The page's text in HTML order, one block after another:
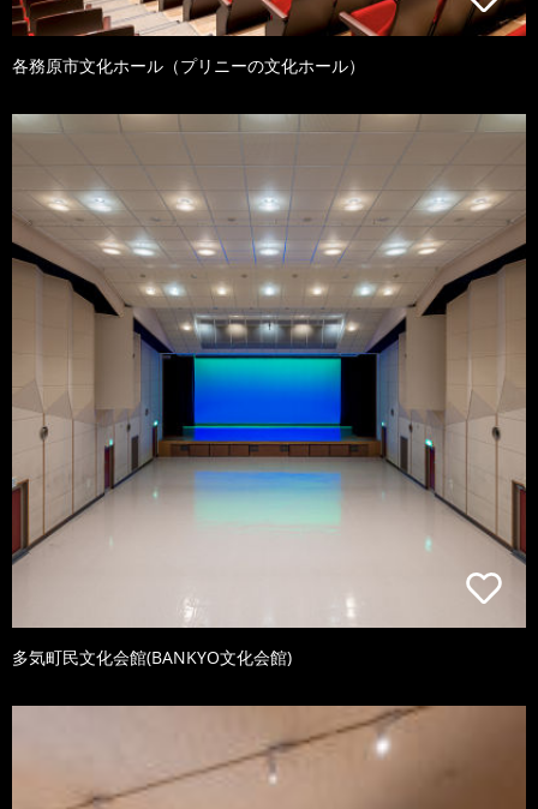
各務原市文化ホール（プリニーの文化ホール）
多気町民文化会館(BANKYO文化会館)